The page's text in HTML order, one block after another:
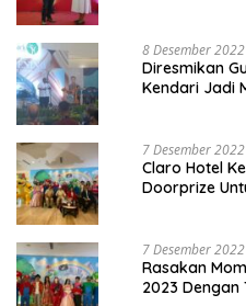
8 Desember 2022
Diresmikan
Kendari Jadi
7 Desember 2022
Claro Hotel
Doorprize
7 Desember 2022
Rasakan
2023 Dengan